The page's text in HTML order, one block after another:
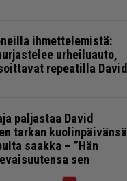
ihmettelemistä:
urheiluauto,
repeatilla David
paljastaa David
tarkan kuolinpäivänsä
saakka – ”Hän
sen